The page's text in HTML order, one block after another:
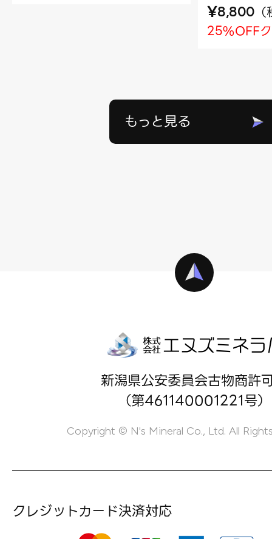
¥8,800 （
25%OFF
もっと見る
新潟県公安委員会古物商許
（第461140001221号）
Copyright © N's Mineral Co., Ltd. All
クレジットカード決済対応